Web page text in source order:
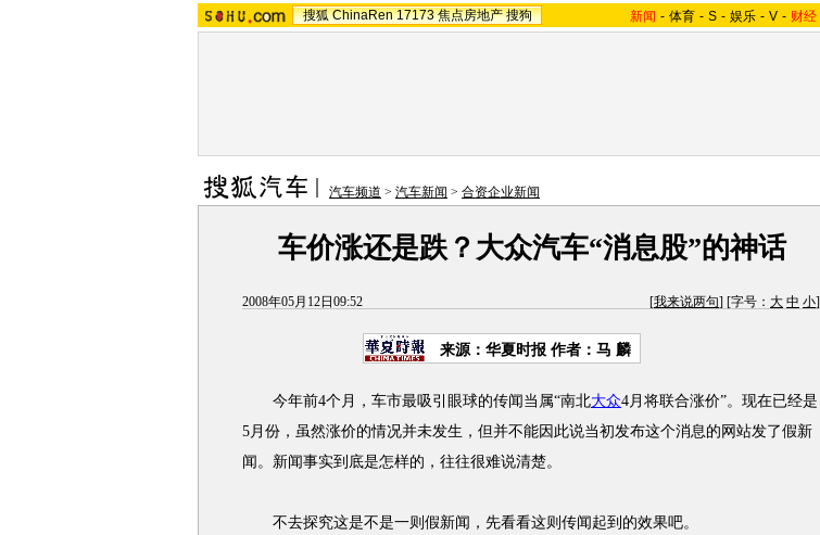
搜狐 ChinaRen 17173 焦点房地产 搜狗 新闻 - 体育 - S - 娱乐 - V - 财经
汽车频道 > 汽车新闻 > 合资企业新闻
车价涨还是跌？大众汽车“消息股”的神话
2008年05月12日09:52 [我来说两句] [字号： 大 中 小]
来源：华夏时报 作者：马 麟
今年前4个月，车市最吸引眼球的传闻当属“南北大众4月将联合涨价”。现在已经是
5月份，虽然涨价的情况并未发生，但并不能因此说当初发布这个消息的网站发了假新
闻。新闻事实到底是怎样的，往往很难说清楚。
不去探究这是不是一则假新闻，先看看这则传闻起到的效果吧。